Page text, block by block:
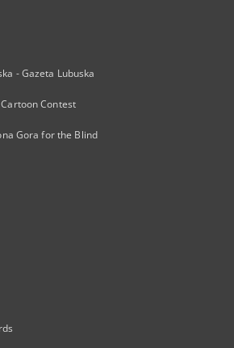
- Gazeta Lubuska
Contest
Gora for the Blind